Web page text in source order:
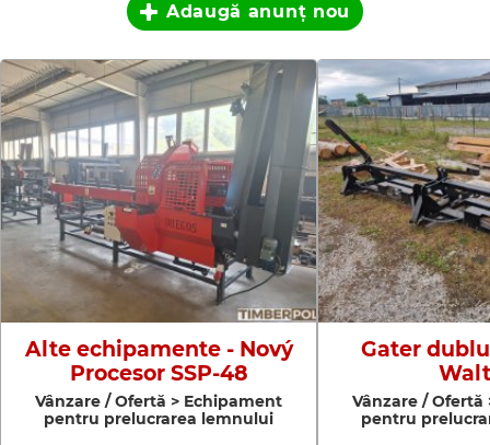
Adaugă anunţ nou
Alte echipamente - Nový
Procesor SSP-48
Vânzare / Ofertă > Echipament
pentru prelucrarea lemnului
Gater
Vânzare / Ofertă
pentru